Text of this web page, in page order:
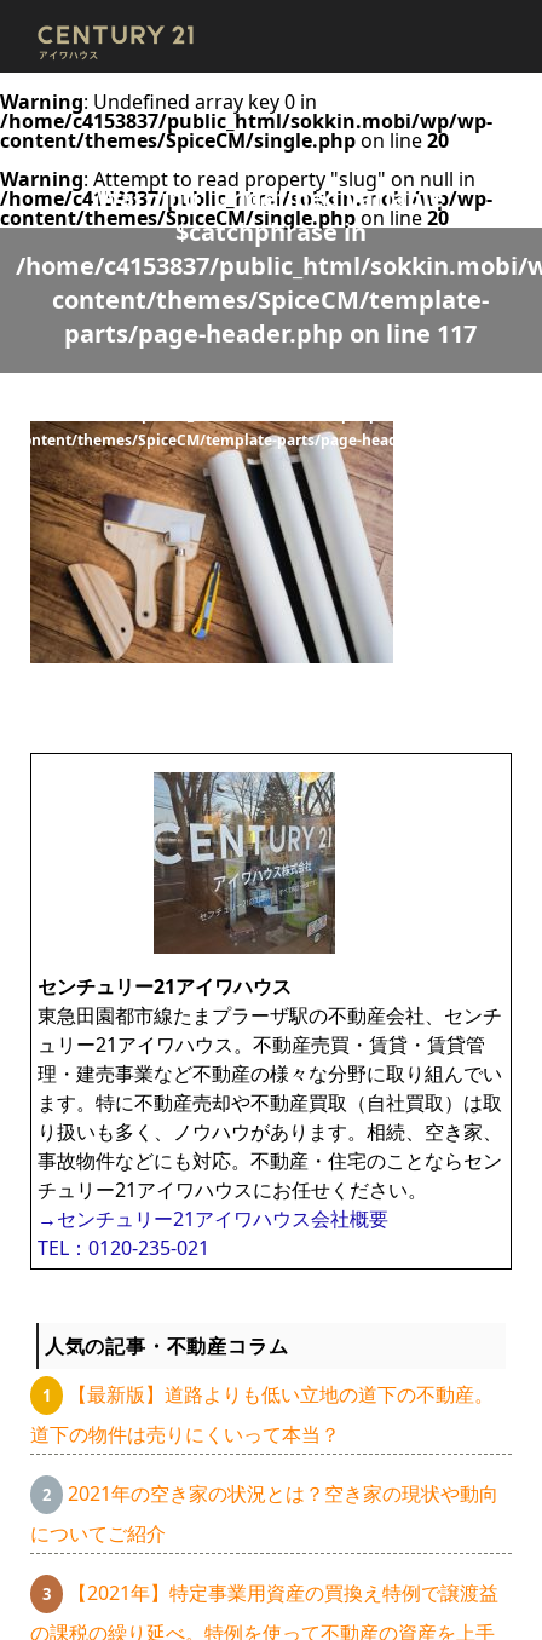
Warning: Undefined array key 0 in
/home/c4153837/public_html/sokkin.mobi/wp/wp-
content/themes/SpiceCM/single.phpon line20
Warning: Attempt to read property "slug" on null in
/home/c4153837/public_html/sokkin.mobi/wp/wp-
content/themes/SpiceCM/single.phpon line20
Warning: Undefined variable
$catchphrase in
/home/c4153837/public_html/sokkin.mobi/
content/themes/SpiceCM/template-
parts/page-header.php on line 117
content/themes/SpiceCM/template-parts/page-header.php
センチュリー21アイワハウス
東急田園都市線たまプラーザ駅の不動産会社、センチ
ュリー21アイワハウス。不動産売買・賃貸・賃貸管
理・建売事業など不動産の様々な分野に取り組んでい
ます。特に不動産売却や不動産買取（自社買取）は取
り扱いも多く、ノウハウがあります。相続、空き家、
事故物件などにも対応。不動産・住宅のことならセン
チュリー21アイワハウスにお任せください。
→センチュリー21アイワハウス会社概要
TEL：0120-235-021
人気の記事・不動産コラム
【最新版】道路よりも低い立地の道下の不動産。
道下の物件は売りにくいって本当？
2021年の空き家の状況とは？空き家の現状や動向
についてご紹介
【2021年】特定事業用資産の買換え特例で譲渡益
の課税の繰り延べ。特例を使って不動産の資産を上手